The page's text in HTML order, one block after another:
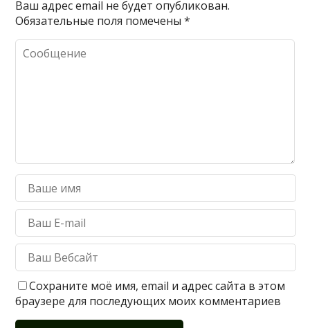
Ваш адрес email не будет опубликован.
Обязательные поля помечены*
Сохраните моё имя, email и адрес сайта в этом
браузере для последующих моих комментариев